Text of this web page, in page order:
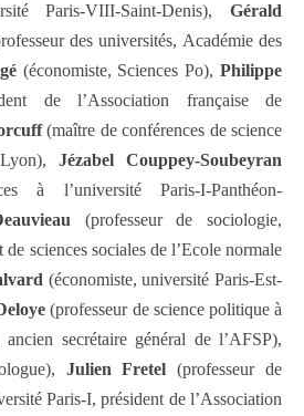
Paris-VIII-Saint-Denis), Gérald
des universités, Académie des
(économiste, Sciences Po),Philippe
de l’Association française de
(maître de conférences de science
Jézabel Couppey-Soubeyran
à l’université Paris-I-Panthéon-
(professeur de sociologie,
sciences sociales de l’Ecole normale
(économiste, université Paris-Est-
(professeur de science politique à
secrétaire général de l’AFSP),
Julien Fretel (professeur de
Paris-I, président de l’Association